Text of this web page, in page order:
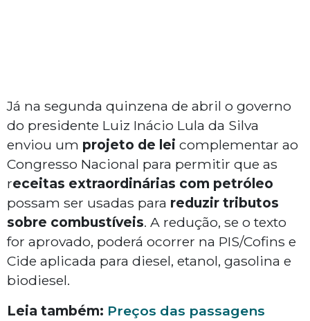
Já na segunda quinzena de abril o governo
do presidente Luiz Inácio Lula da Silva
enviou um projeto de lei complementar ao
Congresso Nacional para permitir que as
receitas extraordinárias com petróleo
possam ser usadas para reduzir tributos
sobre combustíveis. A redução, se o texto
for aprovado, poderá ocorrer na PIS/Cofins e
Cide aplicada para diesel, etanol, gasolina e
biodiesel.
Leia também: Preços das passagens